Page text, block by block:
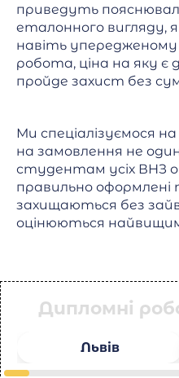
приведуть
еталонного вигляду,
навіть
робота, ціна на яку
пройде захист без
Ми спеціалізуємося
на замовлення не один
студентам усіх ВНЗ
правильно оформлені
захищаються без
оцінюються
Дипломні
Львів